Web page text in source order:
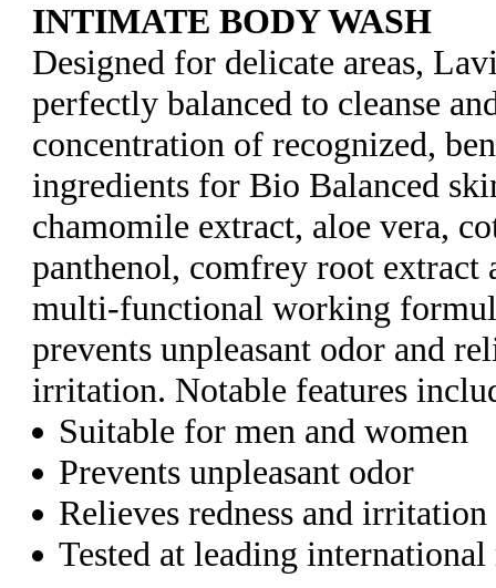
INTIMATE BODY WASH
Designed for delicate areas,
perfectly balanced to cleanse
concentration of recognized,
ingredients for Bio Balanced
chamomile extract, aloe vera,
panthenol, comfrey root extract
multi-functional working
prevents unpleasant odor and
irritation. Notable features
Suitable for men and women
Prevents unpleasant odor
Relieves redness and irritation
Tested at leading